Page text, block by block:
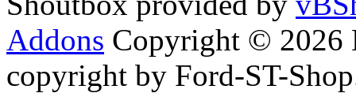
Addons Copyright © 2026
copyright by Ford-ST-